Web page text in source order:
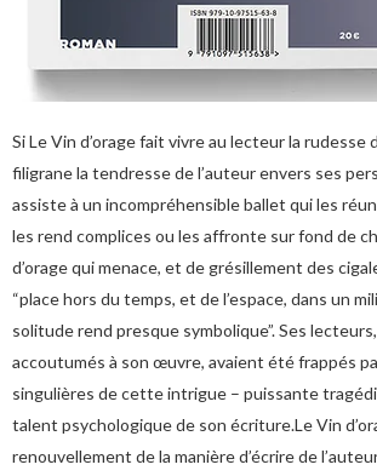
Si Le Vin d’orage fait vivre au lecteur la rudesse
filigrane la tendresse de l’auteur envers ses
assiste à un incompréhensible ballet qui les
les rend complices ou les affronte sur fond de
d’orage qui menace, et de grésillement des
“place hors du temps, et de l’espace, dans un
solitude rend presque symbolique”. Ses
accoutumés à son œuvre, avaient été frappés
singulières de cette intrigue – puissante
talent psychologique de son écriture.Le Vin
renouvellement de la manière d’écrire de